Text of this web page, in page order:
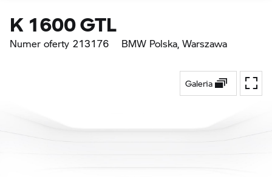
K 1600 GTL
Numer oferty 213176 BMW Polska, Warszawa
Galeria